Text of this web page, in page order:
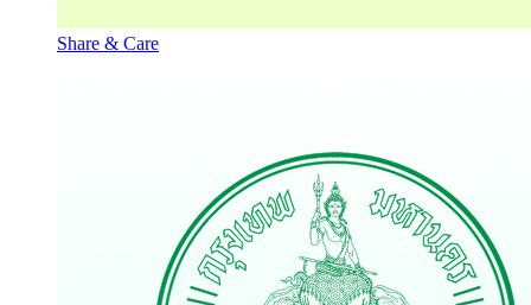
Share & Care